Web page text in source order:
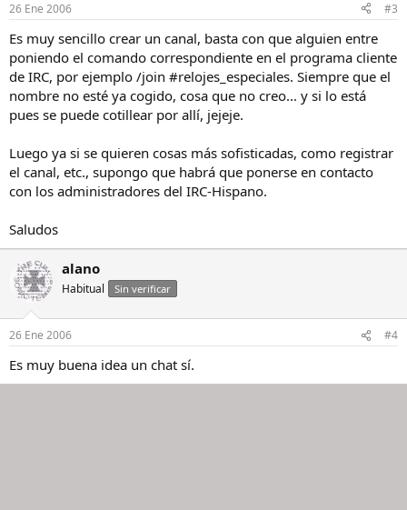
26 Ene 2006 #3
Es muy sencillo crear un canal, basta con que alguien entre
poniendo el comando correspondiente en el programa cliente
de IRC, por ejemplo /join #relojes_especiales. Siempre que el
nombre no esté ya cogido, cosa que no creo... y si lo está
pues se puede cotillear por allí, jejeje.
Luego ya si se quieren cosas más sofisticadas, como registrar
el canal, etc., supongo que habrá que ponerse en contacto
con los administradores del IRC-Hispano.
Saludos
alano
Habitual Sin verificar
26 Ene 2006 #4
Es muy buena idea un chat sí.